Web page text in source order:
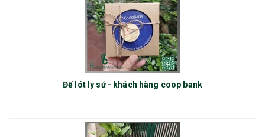
Đế lót ly sứ - khách hàng coop bank